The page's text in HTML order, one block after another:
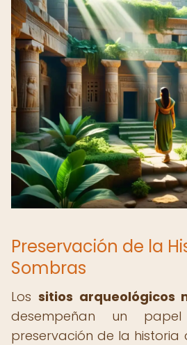
Preservación de la
Sombras
Los sitios arqueológicos
desempeñan un
preservación de la historia